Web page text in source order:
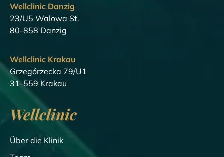
Wellclinic Danzig
23/U5 Walowa St.
80-858 Danzig
Wellclinic Krakau
Grzegórzecka 79/U1
31-559 Krakau
Wellclinic
Über die Klinik